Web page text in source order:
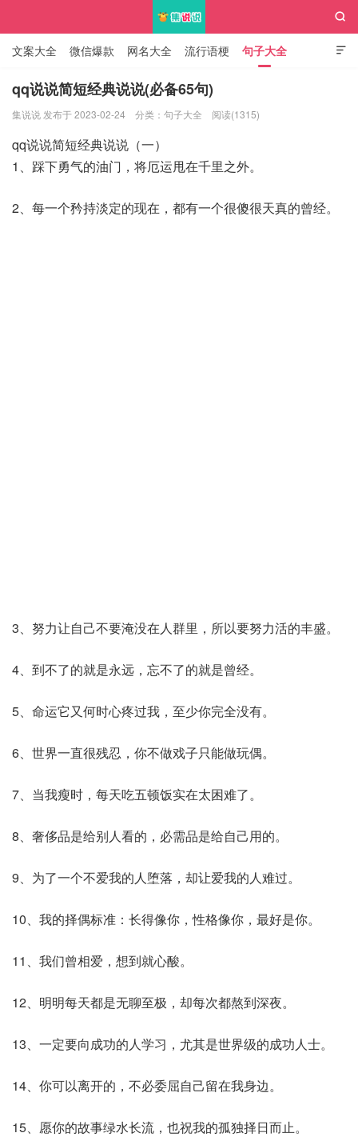

文案大全 微信爆款 网名大全 流行语梗 句子大全
知识大全

qq说说简短经典说说(必备65句)
集说说 发布于 2023-02-24 分类： 句子大全 阅读(1315)
qq说说简短经典说说（一）
1、踩下勇气的油门，将厄运甩在千里之外。
2、每一个矜持淡定的现在，都有一个很傻很天真的曾经。
3、努力让自己不要淹没在人群里，所以要努力活的丰盛。
4、到不了的就是永远，忘不了的就是曾经。
5、命运它又何时心疼过我，至少你完全没有。
6、世界一直很残忍，你不做戏子只能做玩偶。
7、当我瘦时，每天吃五顿饭实在太困难了。
8、奢侈品是给别人看的，必需品是给自己用的。
9、为了一个不爱我的人堕落，却让爱我的人难过。
10、我的择偶标准：长得像你，性格像你，最好是你。
11、我们曾相爱，想到就心酸。
12、明明每天都是无聊至极，却每次都熬到深夜。
13、一定要向成功的人学习，尤其是世界级的成功人士。
14、你可以离开的，不必委屈自己留在我身边。
15、愿你的故事绿水长流，也祝我的孤独择日而止。